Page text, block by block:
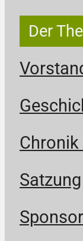
Der
Satzung